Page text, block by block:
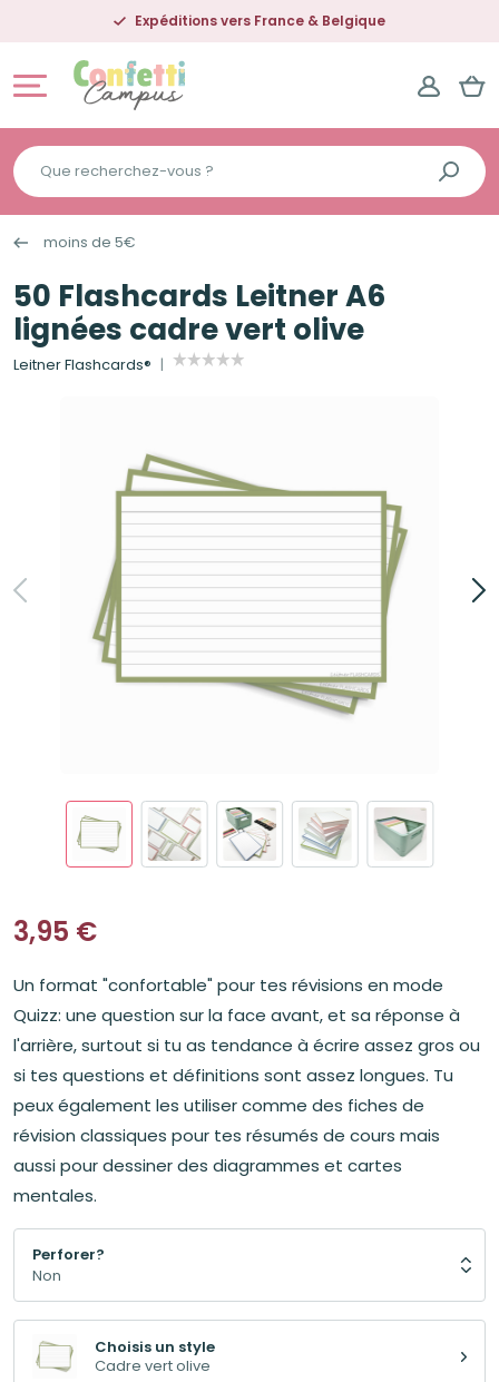
Expéditions vers France & Belgique
Que
recherchez-
vous
?
moins de 5€
50 Flashcards Leitner A6
lignées cadre vert olive
Leitner Flashcards®
3,95 €
Un format "confortable" pour tes révisions en mode
Quizz: une question sur la face avant, et sa réponse à
l'arrière, surtout si tu as tendance à écrire assez gros ou
si tes questions et définitions sont assez longues. Tu
peux également les utiliser comme des fiches de
révision classiques pour tes résumés de cours mais
aussi pour dessiner des diagrammes et cartes
mentales.
Perforer?
Choisis un style
Cadre vert olive